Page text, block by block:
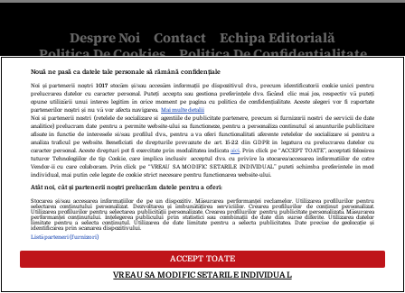
Despre Noi Contact
Echipa Editorială
Politica De Cookies
Politica De Confidențialitate
Termeni Și Condiții
copyright © 2026
Citarea se poate face în limita a 250 de semne. Nici o instituţie sau persoană
(site-uri, instituţii mass-media, firme de monitorizare) nu poate reproduce
integral scrierile publicistice purtătoare de Drepturi de Autor.
Decizia ONJN nr. 1598/16.09.2021. Jocurile de noroc sunt interzise
minorilor.